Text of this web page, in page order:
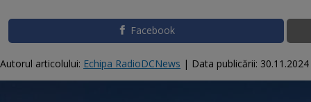
Facebook
Autorul articolului: Echipa RadioDCNews | Data publicării: